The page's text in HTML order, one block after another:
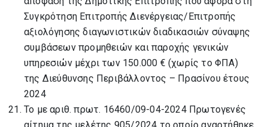
Συγκρότηση Επιτροπής Διενέργειας/Επιτροπής
αξιολόγησης διαγωνιστικών διαδικασιών σύναψης
συμβάσεων προμηθειών και παροχής γενικών
υπηρεσιών μέχρι των 150.000 € (χωρίς το ΦΠΑ)
της Διεύθυνσης Περιβάλλοντος – Πρασίνου έτους
2024
Το με αριθ. πρωτ. 16460/09-04-2024 Πρωτογενές